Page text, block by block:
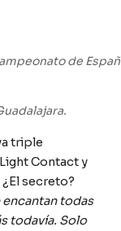
de
triple
Contact y
¿El secreto?
todas
todavía. Solo